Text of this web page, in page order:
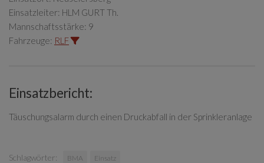
Einsatzleiter: HLM GURT Th.
Mannschaftsstärke: 9
Fahrzeuge: RLF
Einsatzbericht:
Täuschungsalarm durch einen Druckabfall in der Sprinkleranlage
Schlagwörter: BMA Einsatz